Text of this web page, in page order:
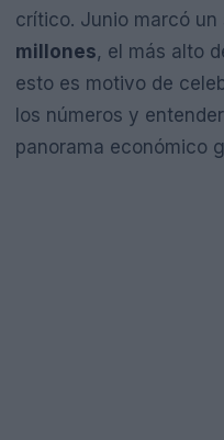
crítico. Junio marcó un
millones, el más alto
esto es motivo de
los números y
panorama económico